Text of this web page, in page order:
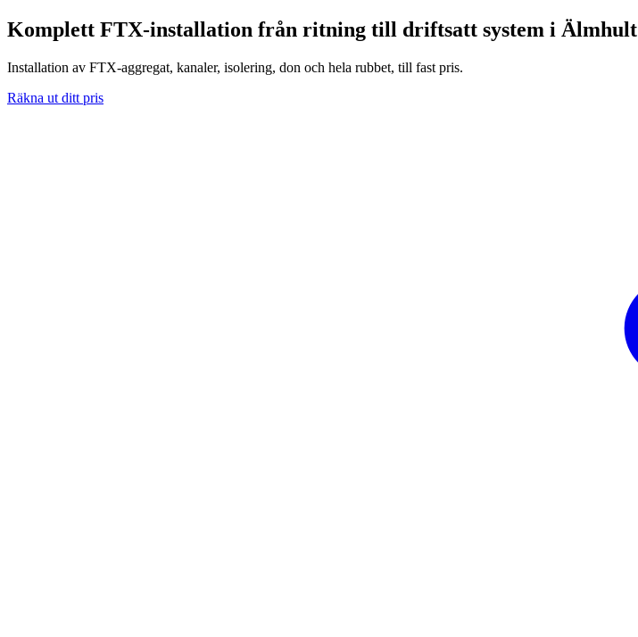
Komplett FTX-installation från ritning till driftsatt system i Älmhult
Installation av FTX-aggregat, kanaler, isolering, don och hela rubbet, till fast pris.
Räkna ut ditt pris